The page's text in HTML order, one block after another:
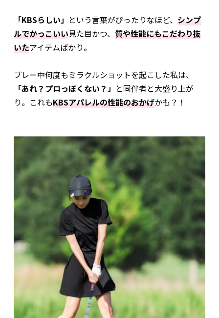
「KBSらしい」 という言葉がぴったりなほど、 シンプ
ルでかっこいい見た目かつ、 質や性能にもこだわり抜
いたアイテムばかり。
プレー中何度もミラクルショットを起こした私は、
「あれ？プロっぽくない？」 と同伴者と大盛り上が
り。これもKBSアパレルの性能のおかげかも？！